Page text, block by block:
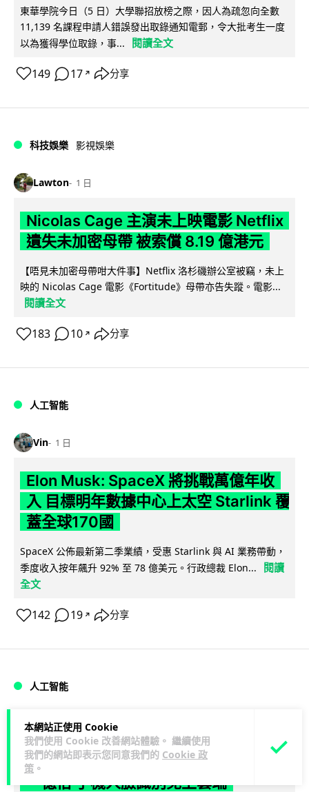
本網站正使用 Cookie
我們使用 Cookie 改善網站體驗。 繼續使用
我們的網站即表示您同意我們的 Cookie 政
策 。
東華學院今日（5 日）大學聯招放榜之際，因人為疏忽向全數
11,139 名課程申請人錯誤發出取錄通知電郵，令大批考生一度
以為獲得學位取錄，事...
閱讀全文
149 17 ↗ 分享
科技娛樂 影視娛樂
Lawton 1 日
Nicolas Cage 主演未上映電影 Netflix
遺失未加密母帶 被索償 8.19 億港元
【唔見未加密母帶咁大件事】Netflix 洛杉磯辦公室被竊，未上
映的 Nicolas Cage 電影《Fortitude》母帶亦告失蹤。電影...
閱讀全文
183 10 ↗ 分享
人工智能
Vin 1 日
Elon Musk: SpaceX 將挑戰萬億年收
入 目標明年數據中心上太空 Starlink 覆
蓋全球170國
SpaceX 公佈最新第二季業績，受惠 Starlink 與 AI 業務帶動，
季度收入按年飆升 92% 至 78 億美元。行政總裁 Elon...
閱讀
全文
142 19 ↗ 分享
人工智能
Vin 1 日
港大研原子級新晶片 AI 搜尋速度提升
一億倍 手機人臉識別免上雲端